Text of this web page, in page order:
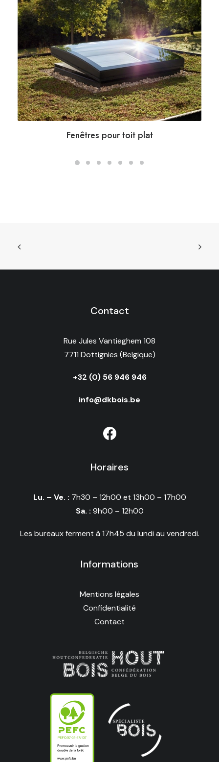
Fenêtres pour toit plat
Contact
Rue Jules Vantieghem 108
7711 Dottignies (Belgique)
+32 (0) 56 946 946
info@dkbois.be
Horaires
Lu. – Ve. : 7h30 – 12h00 et 13h00 – 17h00
Sa. : 9h00 – 12h00
Les bureaux ferment à 17h45 du lundi au vendredi.
Informations
Mentions légales
Confidentialité
Contact